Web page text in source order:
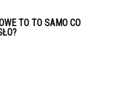
TO TO SAMO CO